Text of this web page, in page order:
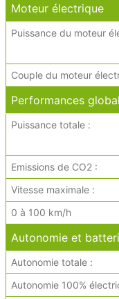
Moteur électrique
Puissance du moteur
Couple du moteur
Performances
Puissance totale :
Emissions de CO2 :
Vitesse maximale :
0 à 100 km/h
Autonomie et
Autonomie totale :
Autonomie 100%